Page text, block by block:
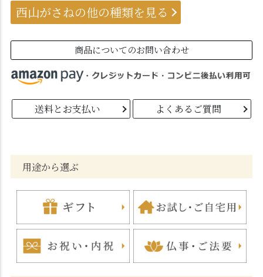
西山がさねの他の種類を見る
商品についてのお問い合わせ
送料とお支払い よくあるご質問
用途から選ぶ